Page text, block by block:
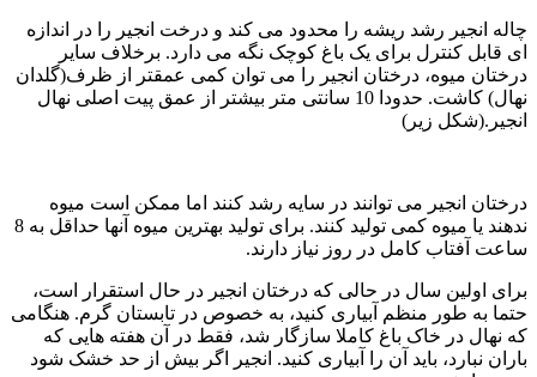
چاله انجیر رشد ریشه را محدود می کند و درخت انجیر را در اندازه
ای قابل کنترل برای یک باغ کوچک نگه می دارد. برخلاف سایر
درختان میوه، درختان انجیر را می توان کمی عمقتر از ظرف(گلدان
نهال) کاشت. حدودا 10 سانتی متر بیشتر از عمق پیت اصلی نهال
انجیر.(شکل زیر)
درختان انجیر می توانند در سایه رشد کنند اما ممکن است میوه
ندهند یا میوه کمی تولید کنند. برای تولید بهترین میوه آنها حداقل به 8
ساعت آفتاب کامل در روز نیاز دارند.
برای اولین سال در حالی که درختان انجیر در حال استقرار است،
حتما به طور منظم آبیاری کنید، به خصوص در تابستان گرم. هنگامی
که نهال در خاک باغ کاملا سازگار شد، فقط در آن هفته هایی که
باران نبارد، باید آن را آبیاری کنید. انجیر اگر بیش از حد خشک شود